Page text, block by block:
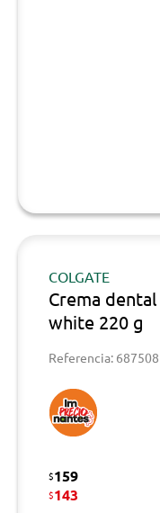
COLGATE
Crema dental
white 220 g
Referencia: 687508
$159
$143